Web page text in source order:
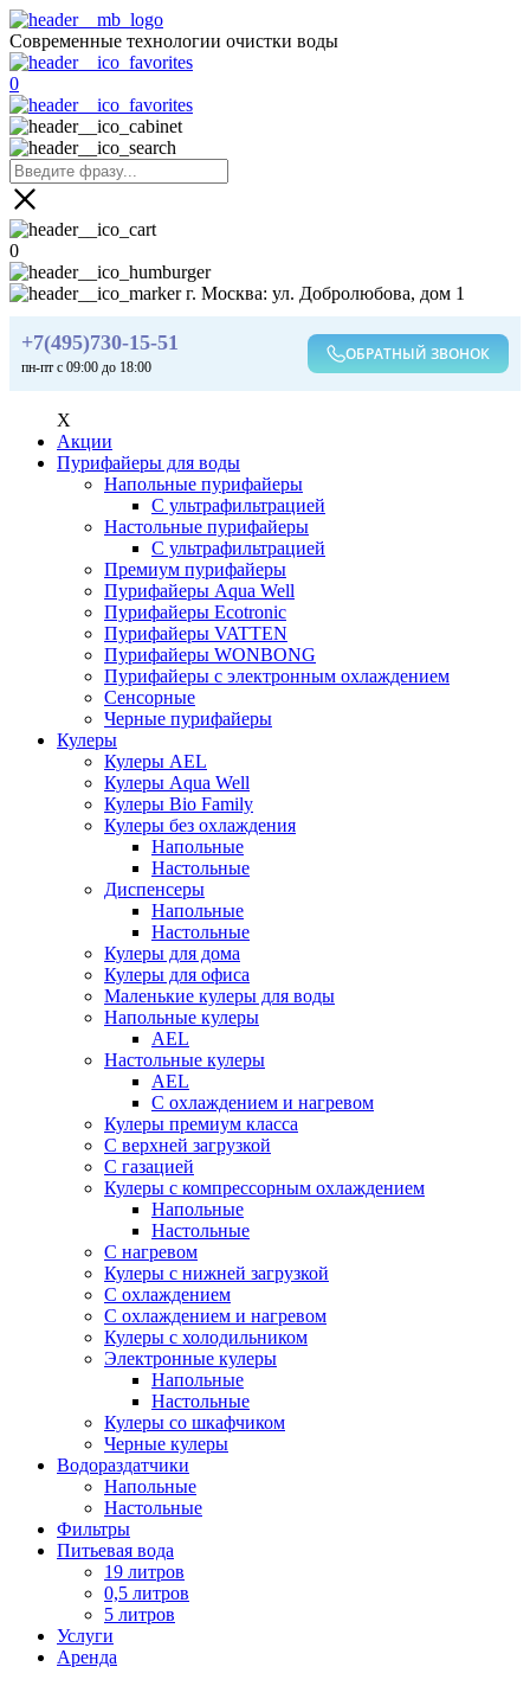
Современные технологии очистки воды
0
0
г. Москва: ул. Добролюбова, дом 1
+7(495)730-15-51
пн-пт с 09:00 до 18:00
ОБРАТНЫЙ ЗВОНОК
X
Акции
Пурифайеры для воды
Напольные пурифайеры
С ультрафильтрацией
Настольные пурифайеры
С ультрафильтрацией
Премиум пурифайеры
Пурифайеры Aqua Well
Пурифайеры Ecotronic
Пурифайеры VATTEN
Пурифайеры WONBONG
Пурифайеры с электронным охлаждением
Сенсорные
Черные пурифайеры
Кулеры
Кулеры AEL
Кулеры Aqua Well
Кулеры Bio Family
Кулеры без охлаждения
Напольные
Настольные
Диспенсеры
Напольные
Настольные
Кулеры для дома
Кулеры для офиса
Маленькие кулеры для воды
Напольные кулеры
AEL
Настольные кулеры
AEL
С охлаждением и нагревом
Кулеры премиум класса
С верхней загрузкой
С газацией
Кулеры с компрессорным охлаждением
Напольные
Настольные
С нагревом
Кулеры с нижней загрузкой
С охлаждением
С охлаждением и нагревом
Кулеры с холодильником
Электронные кулеры
Напольные
Настольные
Кулеры со шкафчиком
Черные кулеры
Водораздатчики
Напольные
Настольные
Фильтры
Питьевая вода
19 литров
0,5 литров
5 литров
Услуги
Аренда